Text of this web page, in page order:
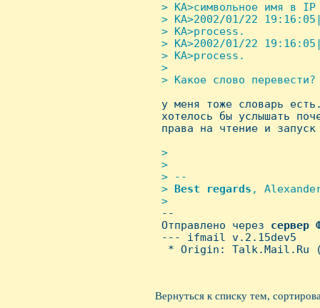
> KA>символьное имя в IP
> KA>2002/01/22
> KA>process.
> KA>2002/01/22
> KA>process.
>
> Какое слово перевести?
у меня тоже словарь
хотелось бы услышать
права на чтение и
>
>
> --
> Best regards ,
>
--
Отправлено через сервер
--- ifmail v.2.15dev5
* Origin: Talk.Mail.Ru
Вернуться к списку тем,